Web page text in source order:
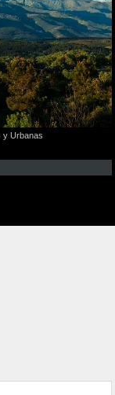
y Urbanas